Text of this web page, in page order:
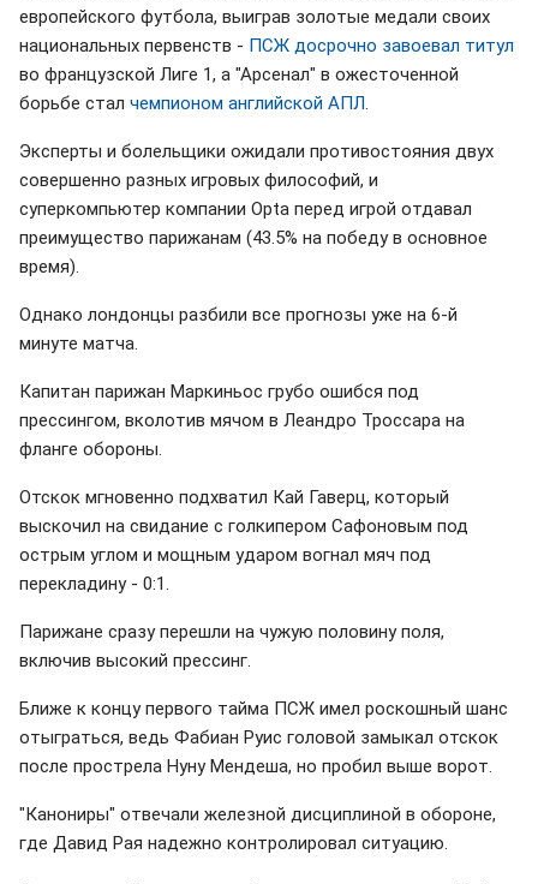
европейского футбола, выиграв золотые медали своих
национальных первенств - ПСЖ досрочно завоевал титул
во французской Лиге 1, а "Арсенал" в ожесточенной
борьбе стал чемпионом английской АПЛ
Эксперты и болельщики ожидали противостояния двух
совершенно разных игровых философий, и
суперкомпьютер компании Opta перед игрой отдавал
преимущество парижанам (43.5% на победу в основное
время).
Однако лондонцы разбили все прогнозы уже на 6-й
минуте матча.
Капитан парижан Маркиньос грубо ошибся под
прессингом, вколотив мячом в Леандро Троссара на
фланге обороны.
Отскок мгновенно подхватил Кай Гаверц, который
выскочил на свидание с голкипером Сафоновым под
острым углом и мощным ударом вогнал мяч под
перекладину - 0:1.
Парижане сразу перешли на чужую половину поля,
включив высокий прессинг.
Ближе к концу первого тайма ПСЖ имел роскошный шанс
отыграться, ведь Фабиан Руис головой замыкал отскок
после прострела Нуну Мендеша, но пробил выше ворот.
"Канониры" отвечали железной дисциплиной в обороне,
где Давид Рая надежно контролировал ситуацию.